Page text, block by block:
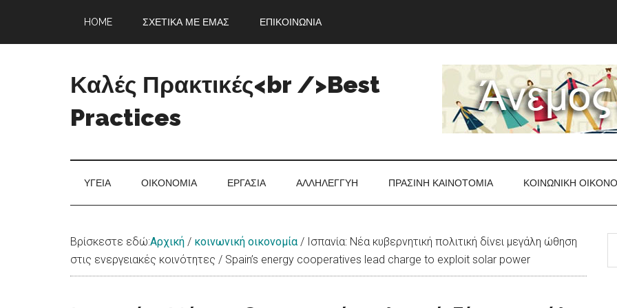
main
secondary
primary
footer
HOME ΣΧΕΤΙΚΆ ΜΕ ΕΜΆΣ ΕΠΙΚΟΙΝΩΝΊΑ
Καλές Πρακτικές<br />Best
Practices
Ανανέωσης
ΥΓΕΊΑ ΟΙΚΟΝΟΜΊΑ ΕΡΓΑΣΊΑ ΑΛΛΗΛΕΓΓΎΗ ΠΡΆΣΙΝΗ ΚΑΙΝΟΤΟΜΊΑ ΚΟΙΝΩΝΙΚΉ
Βρίσκεστε εδώ:Αρχική / κοινωνική οικονομία / Ισπανία: Νέα κυβερνητική πολιτική δίνει μεγάλη ώθηση
στις ενεργειακές κοινότητες / Spain’s energy cooperatives lead charge to exploit solar power